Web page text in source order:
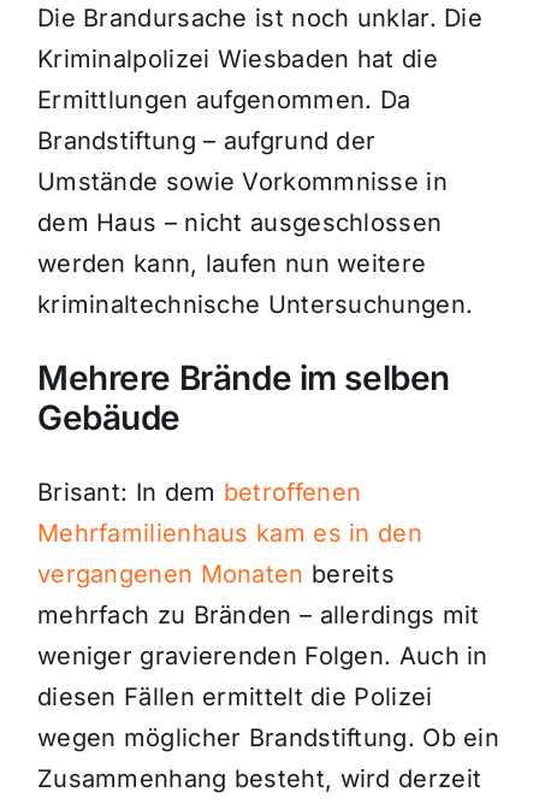
Die Brandursache ist noch unklar. Die
Kriminalpolizei Wiesbaden hat die
Ermittlungen aufgenommen. Da
Brandstiftung – aufgrund der
Umstände sowie Vorkommnisse in
dem Haus – nicht ausgeschlossen
werden kann, laufen nun weitere
kriminaltechnische Untersuchungen.
Mehrere Brände im selben
Gebäude
Brisant: In dem betroffenen
Mehrfamilienhaus kam es in den
vergangenen Monaten bereits
mehrfach zu Bränden – allerdings mit
weniger gravierenden Folgen. Auch in
diesen Fällen ermittelt die Polizei
wegen möglicher Brandstiftung. Ob ein
Zusammenhang besteht, wird derzeit